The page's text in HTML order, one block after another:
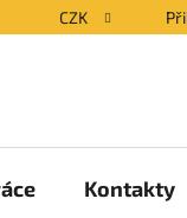
CZK
Kontakty